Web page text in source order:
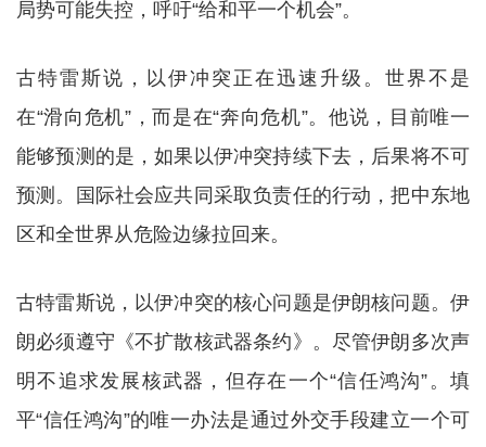
局势可能失控，呼吁“给和平一个机会”。
古特雷斯说，以伊冲突正在迅速升级。世界不是
在“滑向危机”，而是在“奔向危机”。他说，目前唯一
能够预测的是，如果以伊冲突持续下去，后果将不可
预测。国际社会应共同采取负责任的行动，把中东地
区和全世界从危险边缘拉回来。
古特雷斯说，以伊冲突的核心问题是伊朗核问题。伊
朗必须遵守《不扩散核武器条约》。尽管伊朗多次声
明不追求发展核武器，但存在一个“信任鸿沟”。填
平“信任鸿沟”的唯一办法是通过外交手段建立一个可